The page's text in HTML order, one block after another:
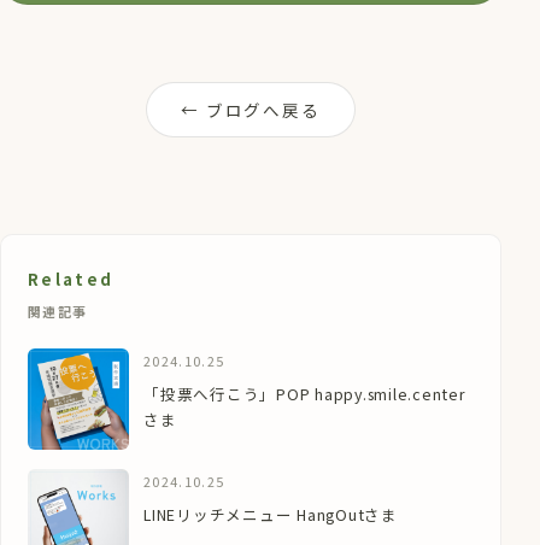
← ブログへ戻る
Related
関連記事
2024.10.25
「投票へ行こう」POP happy.smile.center
さま
2024.10.25
LINEリッチメニュー HangOutさま